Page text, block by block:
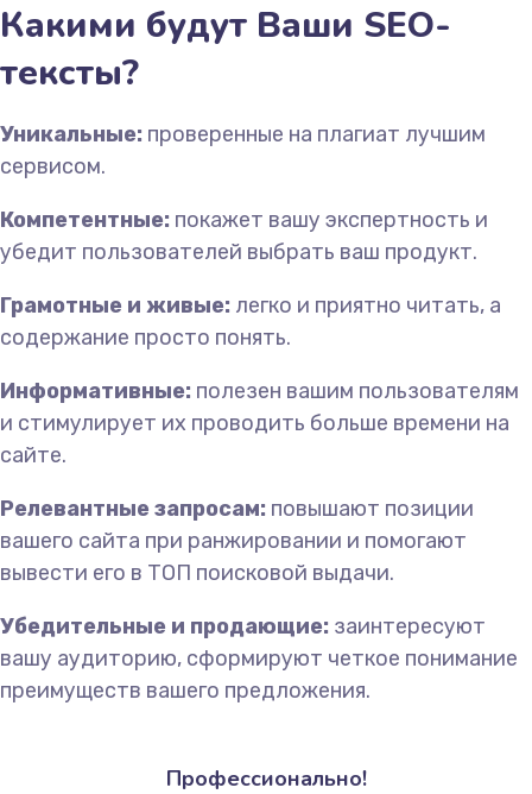
Какими будут Ваши SEO-
тексты?
Уникальные: проверенные на плагиат лучшим
сервисом.
Компетентные: покажет вашу экспертность и
убедит пользователей выбрать ваш продукт.
Грамотные и живые: легко и приятно читать, а
содержание просто понять.
Информативные: полезен вашим пользователям
и стимулирует их проводить больше времени на
сайте.
Релевантные запросам: повышают позиции
вашего сайта при ранжировании и помогают
вывести его в ТОП поисковой выдачи.
Убедительные и продающие: заинтересуют
вашу аудиторию, сформируют четкое понимание
преимуществ вашего предложения.
Профессионально!